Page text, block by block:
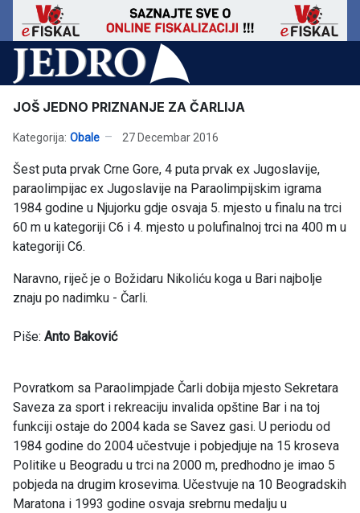
JOŠ JEDNO PRIZNANJE ZA ČARLIJA
Kategorija: Obale 27 Decembar 2016
Šest puta prvak Crne Gore, 4 puta prvak ex Jugoslavije,
paraolimpijac ex Jugoslavije na Paraolimpijskim igrama
1984 godine u Njujorku gdje osvaja 5. mjesto u finalu na trci
60 m u kategoriji C6 i 4. mjesto u polufinalnoj trci na 400 m u
kategoriji C6.
Naravno, riječ je o Božidaru Nikoliću koga u Bari najbolje
znaju po nadimku - Čarli.
Piše: Anto Baković
Povratkom sa Paraolimpjade Čarli dobija mjesto Sekretara
Saveza za sport i rekreaciju invalida opštine Bar i na toj
funkciji ostaje do 2004 kada se Savez gasi. U periodu od
1984 godine do 2004 učestvuje i pobjedjuje na 15 kroseva
Politike u Beogradu u trci na 2000 m, predhodno je imao 5
pobjeda na drugim krosevima. Učestvuje na 10 Beogradskih
Maratona i 1993 godine osvaja srebrnu medalju u